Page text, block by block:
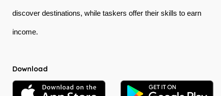
discover destinations, while taskers offer their skills to earn
income.
Download